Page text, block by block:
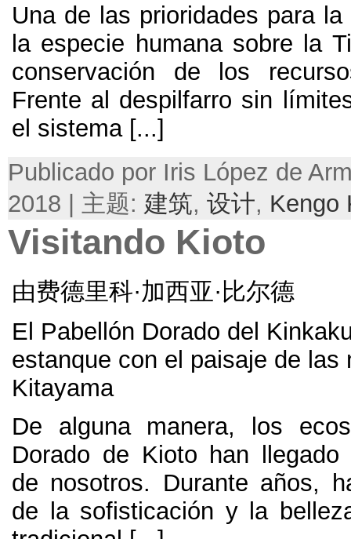
Una de las prioridades para
la especie humana sobre la
conservación de los
Frente al despilfarro sin
el sistema[...]
Publicado por Iris López de
2018 | 主题: 建筑, 设计, Kengo
Visitando Kioto
由费德里科·加西亚·比尔德
El Pabellón Dorado del
estanque con el paisaje de las
Kitayama
De alguna manera, los
Dorado de Kioto han llegado
de nosotros. Durante años,
de la sofisticación y la